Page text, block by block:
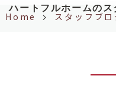
ハートフルホームの
Home スタッフブロ